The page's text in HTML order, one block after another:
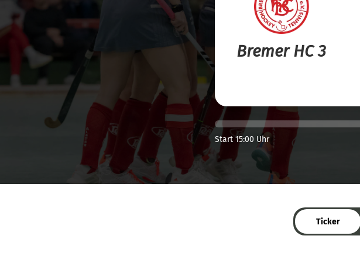
Bremer HC 3
Start 15:00 Uhr
Ticker